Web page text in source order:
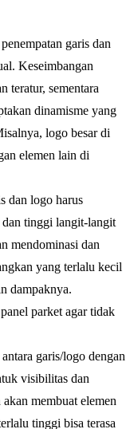
garis dan
Keseimbangan
teratur, sementara
dinamisme yang
logo besar di
elemen lain di
dan logo harus
dan tinggi langit-langit
mendominasi dan
yang terlalu kecil
dampaknya.
parket agar tidak
garis/logo dengan
visibilitas dan
membuat elemen
tinggi bisa terasa